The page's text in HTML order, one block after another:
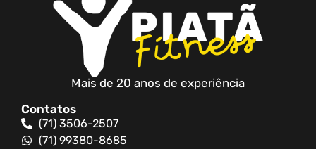
Mais de 20 anos de experiência
Contatos
(71) 3506-2507
(71) 99380-8685